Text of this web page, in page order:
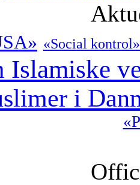
«Social kontrol»
Islamiske
i